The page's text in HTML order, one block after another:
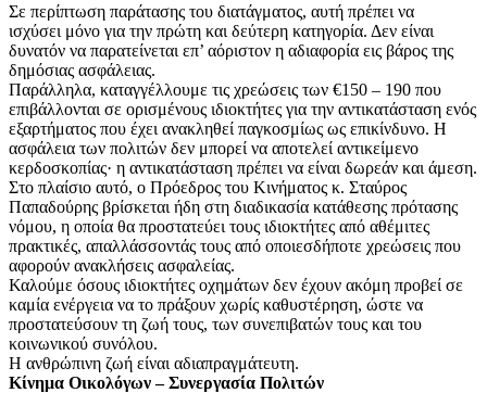
Σε περίπτωση παράτασης του διατάγματος, αυτή πρέπει να
ισχύσει μόνο για την πρώτη και δεύτερη κατηγορία. Δεν είναι
δυνατόν να παρατείνεται επ’ αόριστον η αδιαφορία εις βάρος της
δημόσιας ασφάλειας.
Παράλληλα, καταγγέλλουμε τις χρεώσεις των €150 – 190 που
επιβάλλονται σε ορισμένους ιδιοκτήτες για την αντικατάσταση ενός
εξαρτήματος που έχει ανακληθεί παγκοσμίως ως επικίνδυνο. Η
ασφάλεια των πολιτών δεν μπορεί να αποτελεί αντικείμενο
κερδοσκοπίας· η αντικατάσταση πρέπει να είναι δωρεάν και άμεση.
Στο πλαίσιο αυτό, ο Πρόεδρος του Κινήματος κ. Σταύρος
Παπαδούρης βρίσκεται ήδη στη διαδικασία κατάθεσης πρότασης
νόμου, η οποία θα προστατεύει τους ιδιοκτήτες από αθέμιτες
πρακτικές, απαλλάσσοντάς τους από οποιεσδήποτε χρεώσεις που
αφορούν ανακλήσεις ασφαλείας.
Καλούμε όσους ιδιοκτήτες οχημάτων δεν έχουν ακόμη προβεί σε
καμία ενέργεια να το πράξουν χωρίς καθυστέρηση, ώστε να
προστατεύσουν τη ζωή τους, των συνεπιβατών τους και του
κοινωνικού συνόλου.
Η ανθρώπινη ζωή είναι αδιαπραγμάτευτη.
Κίνημα Οικολόγων – Συνεργασία Πολιτών